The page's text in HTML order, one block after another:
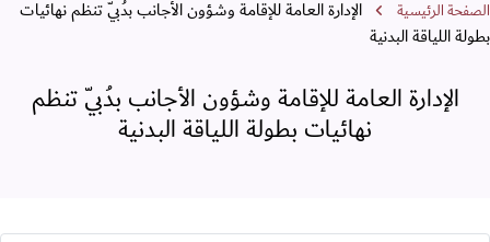
مسار التنقل
الصفحة الرئيسية
الإدارة العامة للإقامة وشؤون الأجانب بدُبيّ تنظم نهائيات
بطولة اللياقة البدنية
الإدارة العامة للإقامة وشؤون الأجانب بدُبيّ تنظم
نهائيات بطولة اللياقة البدنية